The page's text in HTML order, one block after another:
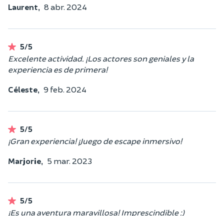
Laurent, 8 abr. 2024
5/5
Excelente actividad. ¡Los actores son geniales y la
experiencia es de primera!
Céleste, 9 feb. 2024
5/5
¡Gran experiencia! ¡Juego de escape inmersivo!
Marjorie, 5 mar. 2023
5/5
¡Es una aventura maravillosa! Imprescindible :)